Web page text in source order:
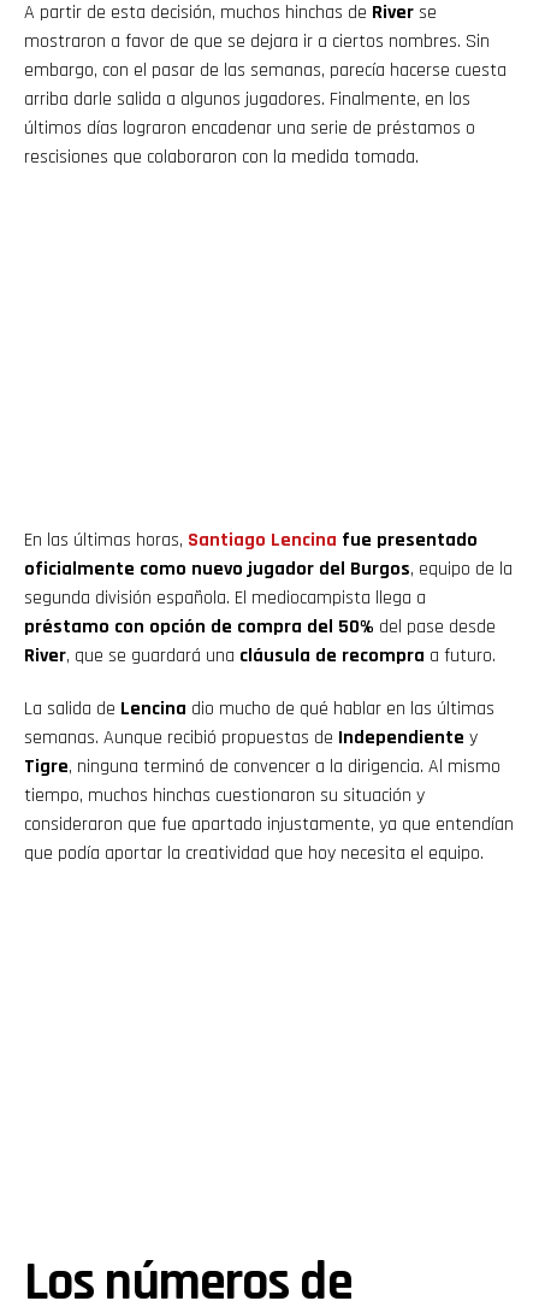
A partir de esta decisión, muchos hinchas de Riverse
mostraron a favor de que se dejara ir a ciertos nombres. Sin
embargo, con el pasar de las semanas, parecía hacerse cuesta
arriba darle salida a algunos jugadores. Finalmente, en los
últimos días lograron encadenar una serie de préstamos o
rescisiones que colaboraron con la medida tomada.
En las últimas horas, Santiago Lencina fue presentado
oficialmente como nuevo jugador del Burgos, equipo de la
segunda división española. El mediocampista llega a
préstamo con opción de compra del 50% del pase desde
River, que se guardará una cláusula de recompra a futuro.
La salida de Lencina dio mucho de qué hablar en las últimas
semanas. Aunque recibió propuestas de Independiente y
Tigre, ninguna terminó de convencer a la dirigencia. Al mismo
tiempo, muchos hinchas cuestionaron su situación y
consideraron que fue apartado injustamente, ya que entendían
que podía aportar la creatividad que hoy necesita el equipo.
Los números de